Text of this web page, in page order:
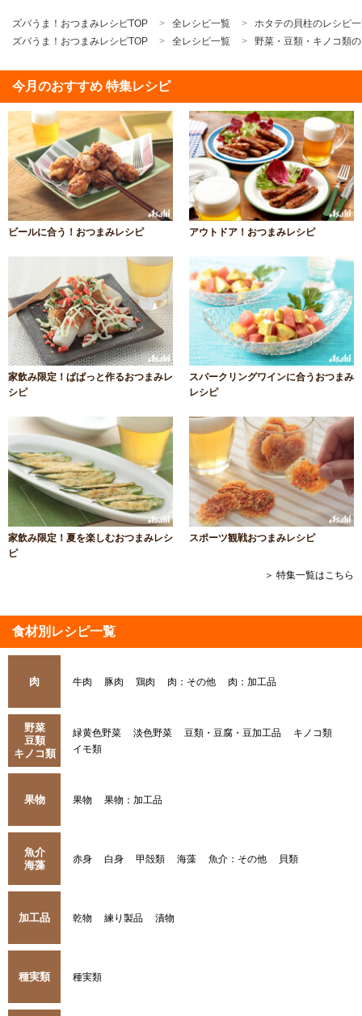
ズバうま！おつまみレシピTOP 全レシピ一覧
ホタテの貝柱のレシピ
ズバうま！おつまみレシピTOP
全レシピ一覧 野菜・豆類・キノコ類
今月のおすすめ 特集レシピ
ビールに合う！おつまみレシピ アウトドア！おつまみレシピ
家飲み限定！ぱぱっと作るおつまみレ
シピ
スパークリングワインに合うおつまみ
レシピ
家飲み限定！夏を楽しむおつまみレシ
ピ
スポーツ観戦おつまみレシピ
＞ 特集一覧はこちら
食材別レシピ一覧
肉 牛肉 豚肉 鶏肉 肉：その他 肉：加工品
野菜
豆類
キノコ類
緑黄色野菜 淡色野菜 豆類・豆腐・豆加工品
キノコ類
イモ類
果物 果物 果物：加工品
魚介
海藻
赤身 白身 甲殻類 海藻 魚介：その他 貝類
加工品 乾物 練り製品 漬物
種実類 種実類